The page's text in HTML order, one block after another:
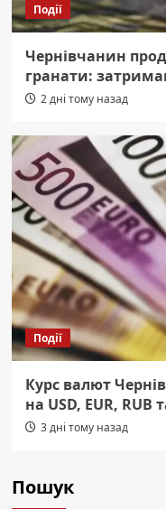
Події
Чернівчанин
гранати:
2 дні тому назад
Події
Курс валют
на USD, EUR, RUB
3 дні тому назад
Пошук